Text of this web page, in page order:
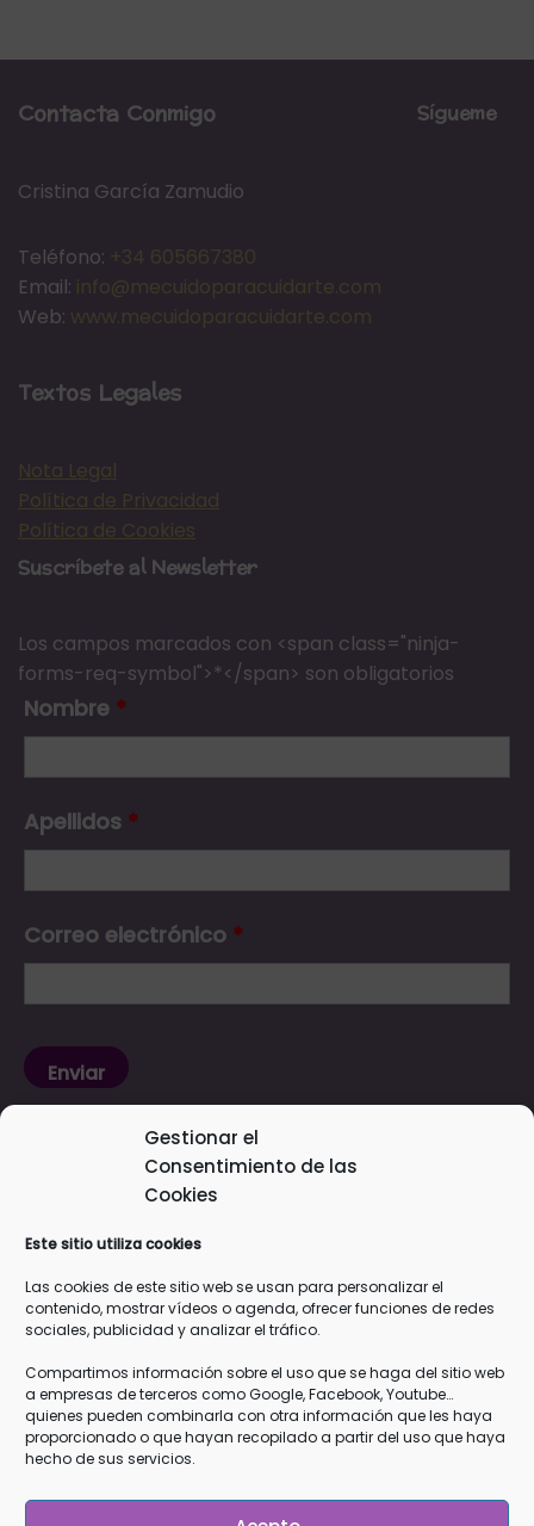
Gestionar el
Consentimiento de las
Cookies
Este sitio utiliza cookies
Las cookies de este sitio web se usan para personalizar el
contenido, mostrar vídeos o agenda, ofrecer funciones de redes
sociales, publicidad y analizar el tráfico.
Compartimos información sobre el uso que se haga del sitio web
a empresas de terceros como Google, Facebook, Youtube…
quienes pueden combinarla con otra información que les haya
proporcionado o que hayan recopilado a partir del uso que haya
hecho de sus servicios.
Contacta Conmigo
Cristina García Zamudio
Teléfono:
Email:
Web:
Textos Legales
Sígueme
Suscríbete al Newsletter
Los campos marcados con <span class="ninja-
forms-req-symbol">*</span> son obligatorios
Nombre *
Apellidos *
Correo electrónico *
He leído y acepto la
Política de Privacidad
Finalidad: Mandarte información de tu interés como
vídeos, artículos y próximas actividades gratuitas, así como
información sobre mis cursos y terapias.
Legitimación: Tu consentimiento explícito de que quieres
recibir esta información
Destinatarios: Los datos que me facilitas están en mi
servidor de web y emailOVHy en los servidores deGoogle
Drive, todos ellos que cumplen con la RGPD